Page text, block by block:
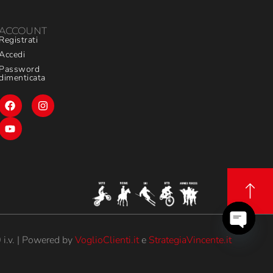
| Powered byVoglioClienti.ite StrategiaVincente.it